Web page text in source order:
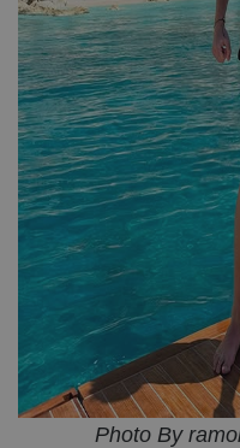
Photo By